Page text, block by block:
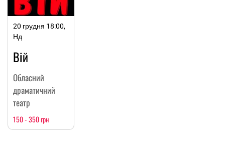
20 грудня 18:00,
Нд
Вій
Обласний
драматичний
театр
150 - 350 грн